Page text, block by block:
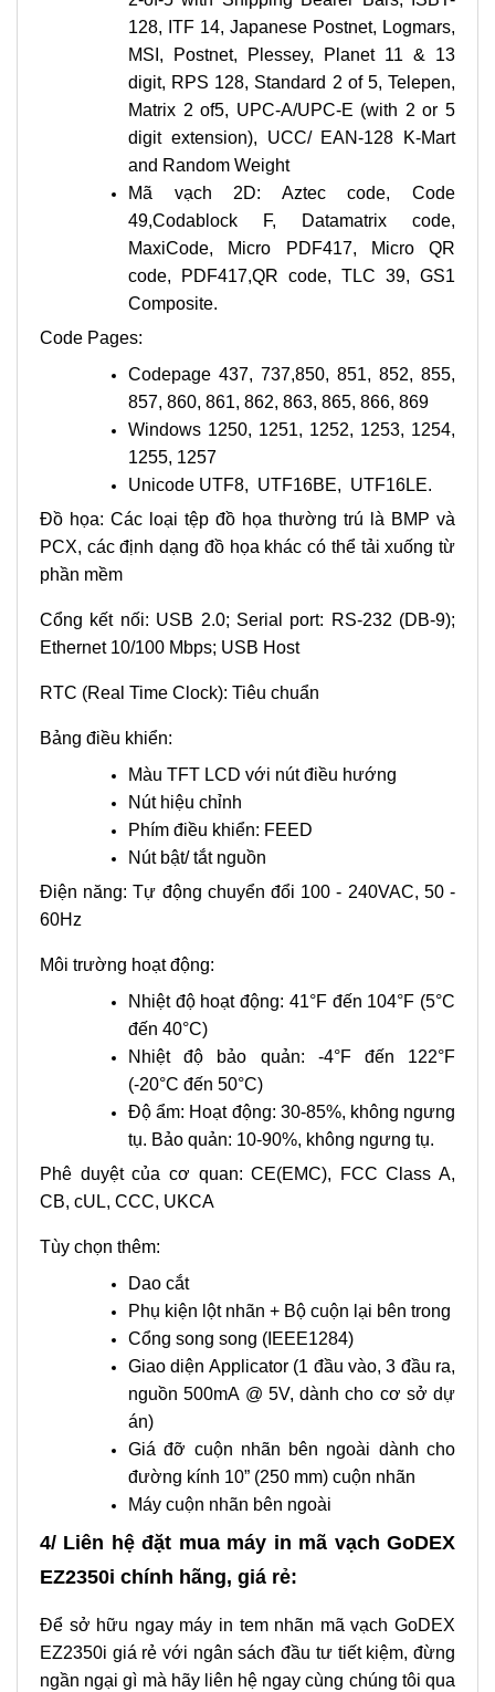
128, ITF 14, Japanese Postnet, Logmars,
MSI, Postnet, Plessey, Planet 11 & 13
digit, RPS 128, Standard 2 of 5, Telepen,
Matrix 2 of5, UPC-A/UPC-E (with 2 or 5
digit extension), UCC/ EAN-128 K-Mart
and Random Weight
Mã vạch 2D: Aztec code, Code
49,Codablock F, Datamatrix code,
MaxiCode, Micro PDF417, Micro QR
code, PDF417,QR code, TLC 39, GS1
Composite.
Code Pages:
Codepage 437, 737,850, 851, 852, 855,
857, 860, 861, 862, 863, 865, 866, 869
Windows 1250, 1251, 1252, 1253, 1254,
1255, 1257
Unicode UTF8, UTF16BE, UTF16LE.
Đồ họa: Các loại tệp đồ họa thường trú là BMP và
PCX, các định dạng đồ họa khác có thể tải xuống từ
phần mềm
Cổng kết nối: USB 2.0; Serial port: RS-232 (DB-9);
Ethernet 10/100 Mbps; USB Host
RTC (Real Time Clock): Tiêu chuẩn
Bảng điều khiển:
Màu TFT LCD với nút điều hướng
Nút hiệu chỉnh
Phím điều khiển: FEED
Nút bật/ tắt nguồn
Điện năng: Tự động chuyển đổi 100 - 240VAC, 50 -
60Hz
Môi trường hoạt động:
Nhiệt độ hoạt động: 41°F đến 104°F (5°C
đến 40°C)
Nhiệt độ bảo quản: -4°F đến 122°F
(-20°C đến 50°C)
Độ ẩm: Hoạt động: 30-85%, không ngưng
tụ. Bảo quản: 10-90%, không ngưng tụ.
Phê duyệt của cơ quan: CE(EMC), FCC Class A,
CB, cUL, CCC, UKCA
Tùy chọn thêm:
Dao cắt
Phụ kiện lột nhãn + Bộ cuộn lại bên trong
Cổng song song (IEEE1284)
Giao diện Applicator (1 đầu vào, 3 đầu ra,
nguồn 500mA @ 5V, dành cho cơ sở dự
án)
Giá đỡ cuộn nhãn bên ngoài dành cho
đường kính 10” (250 mm) cuộn nhãn
Máy cuộn nhãn bên ngoài
4/ Liên hệ đặt mua máy in mã vạch GoDEX
EZ2350i chính hãng, giá rẻ:
Để sở hữu ngay máy in tem nhãn mã vạch GoDEX
EZ2350i giá rẻ với ngân sách đầu tư tiết kiệm, đừng
ngần ngại gì mà hãy liên hệ ngay cùng chúng tôi qua